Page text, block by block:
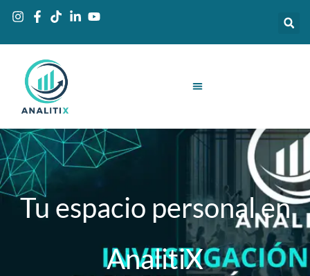
contenido
Tu espacio personal en
AnalitiX